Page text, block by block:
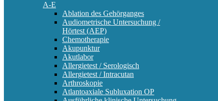
A-E
Ablation des Gehörganges
Audiometrische Untersuchung /
Hörtest (AEP)
Chemotherapie
Akupunktur
Akutlabor
Allergietest / Serologisch
Allergietest / Intracutan
Arthroskopie
Atlantoaxiale Subluxation OP